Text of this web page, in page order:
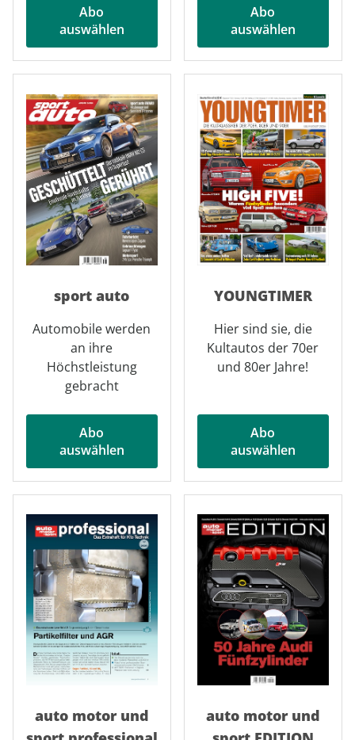
Abo
auswählen
Abo
auswählen
sport auto
Automobile werden
an ihre
Höchstleistung
gebracht
Abo
auswählen
YOUNGTIMER
Hier sind sie, die
Kultautos der 70er
und 80er Jahre!
Abo
auswählen
auto motor und
auto motor und